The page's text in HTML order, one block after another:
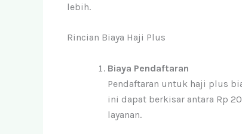
lebih.
Rincian Biaya Haji Plus
Biaya Pendaftaran
Pendaftaran untuk haji plus
ini dapat berkisar antara Rp
layanan.